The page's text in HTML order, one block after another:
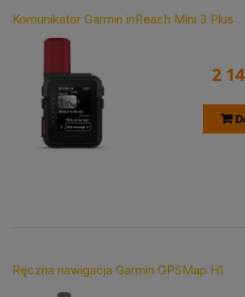
Komunikator Garmin inReach Mini 3 Plus
2
Ręczna nawigacja Garmin GPSMap H1